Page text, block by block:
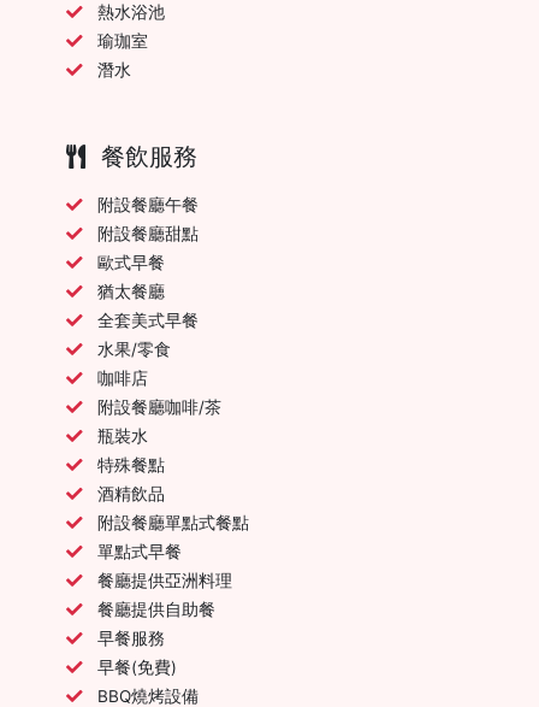
熱水浴池
瑜珈室
潛水
餐飲服務
附設餐廳午餐
附設餐廳甜點
歐式早餐
猶太餐廳
全套美式早餐
水果/零食
咖啡店
附設餐廳咖啡/茶
瓶裝水
特殊餐點
酒精飲品
附設餐廳單點式餐點
單點式早餐
餐廳提供亞洲料理
餐廳提供自助餐
早餐服務
早餐(免費)
BBQ燒烤設備